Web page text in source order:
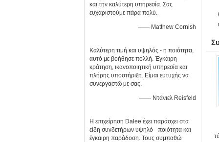
και την καλύτερη υπηρεσία. Σας
ευχαριστούμε πάρα πολύ.
—— Matthew Cornish
Καλύτερη τιμή και υψηλός - η ποιότητα,
αυτό με βοήθησε πολλή. Έγκαιρη
κράτηση, ικανοποιητική υπηρεσία και
πλήρης υποστήριξη. Είμαι ευτυχής να
συνεργαστώ με σας.
—— Ντάνιελ Reisfeld
Η επιχείρηση Dalee έχει παράσχει στα
είδη συνδετήρων υψηλό - ποιότητα και
έγκαιρη παράδοση. Τους συμπαθώ